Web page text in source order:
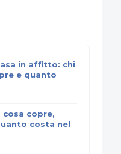
in affitto: chi
e quanto
cosa copre,
costa nel